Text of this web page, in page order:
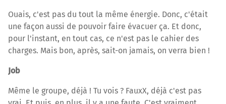
Ouais, c'est pas du tout la même énergie. Donc, c'était
une façon aussi de pouvoir faire évacuer ça. Et donc,
pour l'instant, en tout cas, ce n'est pas le cahier des
charges. Mais bon, après, sait-on jamais, on verra bien !
Job
Même le groupe, déjà ! Tu vois ? FauxX, déjà c'est pas